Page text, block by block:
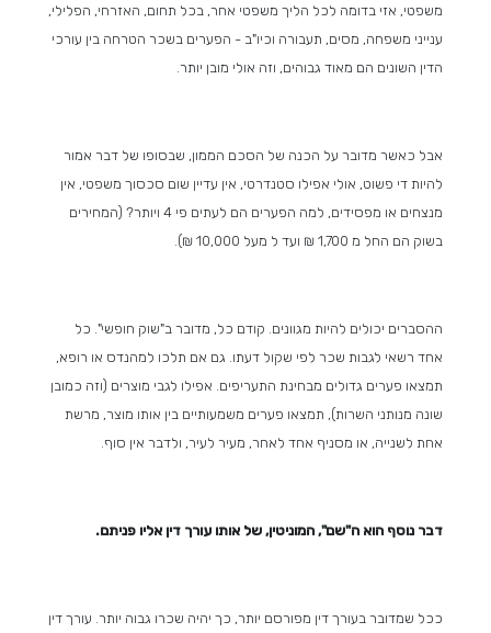
משפטי, אזי בדומה לכל הליך משפטי אחר, בכל תחום, האזרחי, הפלילי,
ענייני משפחה, מסים, תעבורה וכיו"ב - הפערים בשכר הטרחה בין עורכי
הדין השונים הם מאוד גבוהים, וזה אולי מובן יותר.
אבל כאשר מדובר על הכנה של הסכם הממון, שבסופו של דבר אמור
להיות די פשוט, אולי אפילו סטנדרטי, אין עדיין שום סכסוך משפטי, אין
מנצחים או מפסידים, למה הפערים הם לעתים פי 4 ויותר? (המחירים
בשוק הם החל מ 1,700 ₪ ועד ל מעל 10,000 ₪).
ההסברים יכולים להיות מגוונים. קודם כל, מדובר ב"שוק חופשי". כל
אחד רשאי לגבות שכר לפי שקול דעתו. גם אם תלכו למהנדס או רופא,
תמצאו פערים גדולים מבחינת התעריפים. אפילו לגבי מוצרים (וזה כמובן
שונה מנותני השרות), תמצאו פערים משמעותיים בין אותו מוצר, מרשת
אחת לשנייה, או מסניף אחד לאחר, מעיר לעיר, ולדבר אין סוף.
דבר נוסף הוא ה"שם", המוניטין, של אותו עורך דין אליו פניתם.
ככל שמדובר בעורך דין מפורסם יותר, כך יהיה שכרו גבוה יותר. עורך דין